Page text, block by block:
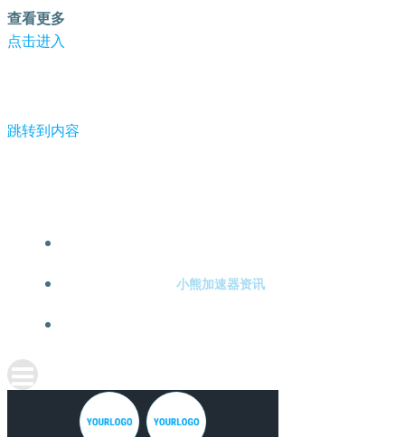
查看更多
点击进入
跳转到内容
小熊加速器资讯